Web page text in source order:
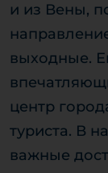
и из Вены,
выходные.
центр
туриста. В
важные